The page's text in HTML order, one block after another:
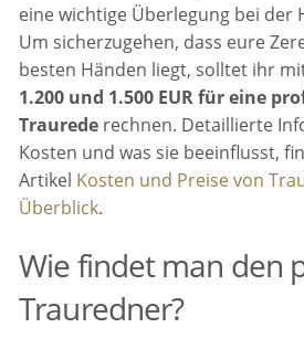
eine wichtige Überlegung bei der
Um sicherzugehen, dass eure
besten Händen liegt, solltet ihr
1.200 und 1.500 EUR für eine
Traurede rechnen. Detaillierte
Kosten und was sie beeinflusst,
Artikel Kosten und Preise von
Überblick.
Wie findet man den
Trauredner?